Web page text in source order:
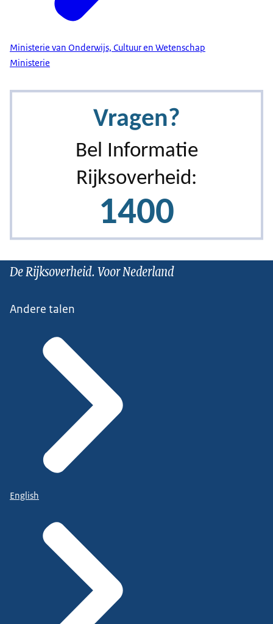
Ministerie van Onderwijs, Cultuur en Wetenschap
Ministerie
De Rijksoverheid. Voor Nederland
Andere talen
English